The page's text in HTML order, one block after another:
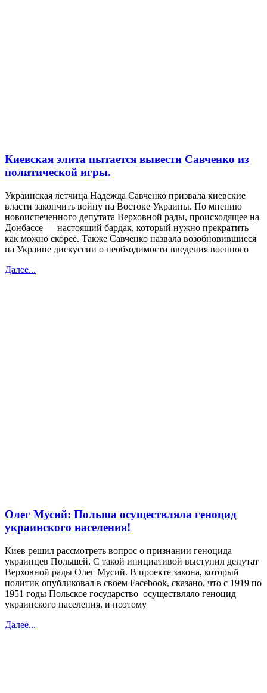
Киевская элита пытается вывести Савченко из
политической игры.
Украинская летчица Надежда Савченко призвала киевские
власти закончить войну на Востоке Украины. По мнению
новоиспеченного депутата Верховной рады, происходящее на
Донбассе — настоящий бардак, который нужно прекратить
как можно скорее. Также Савченко назвала возобновившиеся
на Украине дискуссии о необходимости введения военного
Далее...
Олег Мусий: Польша осуществляла геноцид
украинского населения!
Киев решил рассмотреть вопрос о признании геноцида
украинцев Польшей. С такой инициативой выступил депутат
Верховной рады Олег Мусий. В проекте закона, который
политик опубликовал в своем Facebook, сказано, что с 1919 по
1951 годы Польское государство осуществляло геноцид
украинского населения, и поэтому
Далее...